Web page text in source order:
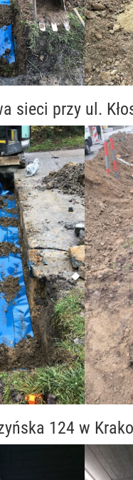
sieci przy ul.
124 w